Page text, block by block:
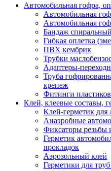
Автомобильная гофра,
Автомобильная
Автомобильная
Бандаж спиральный
Гибкая оплетка
ПВХ кембрик
Трубки
Адаптеры-
Труба
крепеж
Фитинги
Клей, клеевые составы,
Клей-герметик для
Анаэробные
Фиксаторы резьбы
Герметик
прокладок
Аэрозольный клей
Герметики для